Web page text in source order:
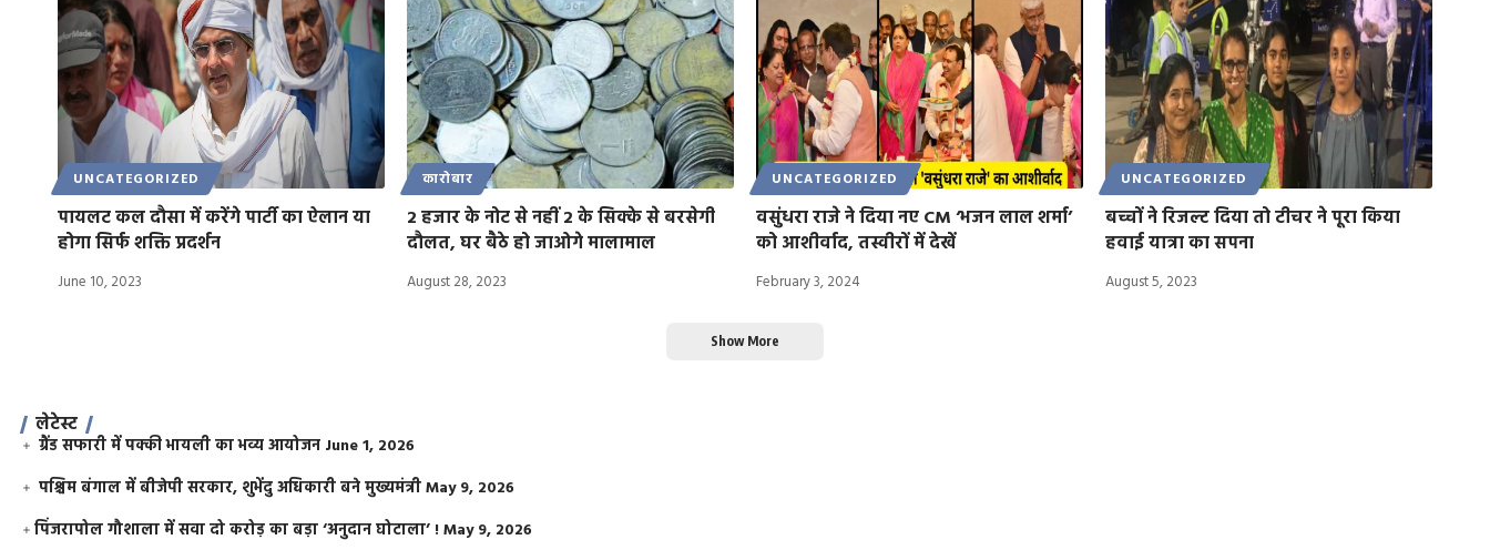
UNCATEGORIZED
पायलट कल दौसा में करेंगे पार्टी का ऐलान या
होगा सिर्फ शक्ति प्रदर्शन
June 10, 2023
कारोबार
2 हजार के नोट से नहीं 2 के सिक्के से बरसेगी
दौलत, घर बैठे हो जाओगे मालामाल
August 28, 2023
UNCATEGORIZED
वसुंधरा राजे ने दिया नए CM ‘भजन लाल शर्मा’
को आशीर्वाद, तस्वीरों में देखें
February 3, 2024
UNCATEGORIZED
बच्चों ने रिजल्ट दिया तो टीचर ने पूरा किया
हवाई यात्रा का सपना
August 5, 2023
Show More
लेटेस्ट
ग्रैंड सफारी में पक्की भायली का भव्य आयोजन June 1, 2026
पश्चिम बंगाल में बीजेपी सरकार, शुभेंदु अधिकारी बने मुख्यमंत्रीMay 9, 2026
​पिंजरापोल गौशाला में सवा दो करोड़ का बड़ा ‘अनुदान घोटाला’ !May 9, 2026